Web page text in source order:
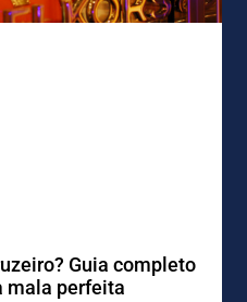
Guia completo
mala perfeita